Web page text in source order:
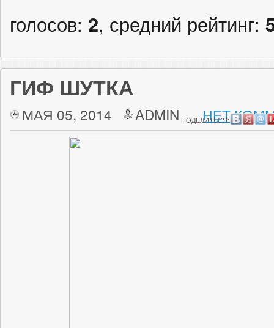
голосов: 2, средний рейтинг:
ГИФ ШУТКА
МАЯ 05, 2014 ADMIN НЕТ
ПОДЕЛИТЬСЯ: